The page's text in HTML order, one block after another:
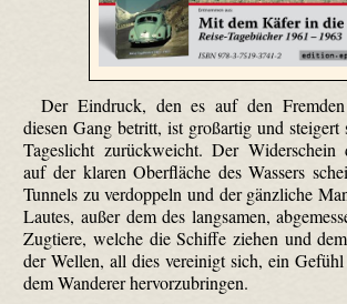
Der Eindruck, den es auf den
diesen Gang betritt, ist großartig und steigert
Tageslicht zurückweicht. Der Widerschein
auf der klaren Oberfläche des Wassers
Tunnels zu verdoppeln und der gänzliche
Lautes, außer dem des langsamen,
Zugtiere, welche die Schiffe ziehen und
der Wellen, all dies vereinigt sich, ein
dem Wanderer hervorzubringen.